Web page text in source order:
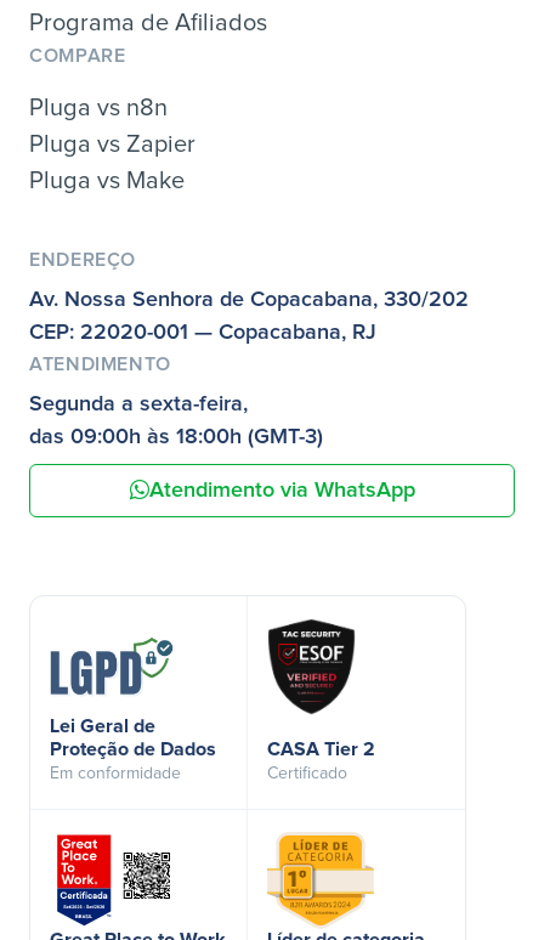
Programa de Afiliados
COMPARE
Pluga vs n8n
Pluga vs Zapier
Pluga vs Make
ENDEREÇO
Av. Nossa Senhora de Copacabana, 330/202
CEP: 22020-001 — Copacabana, RJ
ATENDIMENTO
Segunda a sexta-feira,
das 09:00h às 18:00h (GMT-3)
Atendimento via WhatsApp
Lei Geral de
Proteção de Dados
Em conformidade
CASA Tier 2
Certificado